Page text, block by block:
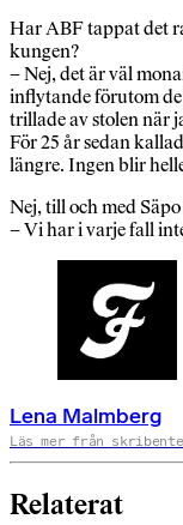
Har ABF tappat det
kungen?
– Nej, det är väl
inflytande förutom
trillade av stolen när
För 25 år sedan
längre. Ingen blir
Nej, till och med
– Vi har i varje fall
Lena Malmberg
Läs mer från
Relaterat